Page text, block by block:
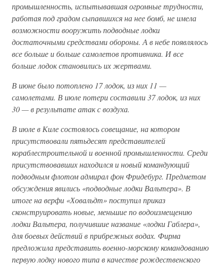
промышленность, испытывавшая огромные трудности,
работая под градом сыпавшихся на нее бомб, не имела
возможности вооружить подводные лодки
достаточными средствами обороны. А в небе появлялось
все больше и больше самолетов противника. И все
больше лодок становились их жертвами.
В июне было потоплено 17 лодок, из них 11 —
самолетами. В июле потери составили 37 лодок, из них
30 — в результате атак с воздуха.
В июле в Киле состоялось совещание, на котором
присутствовали пятьдесят представителей
кораблестроительной и военной промышленности. Среди
присутствовавших находился и новый командующий
подводным флотом адмирал фон Фридебург. Предметом
обсуждения явились «подводные лодки Вальтера». В
итоге на верфи «Ховальдт» поступил приказ
сконструировать новые, меньшие по водоизмещению
лодки Вальтера, получившие название «лодки Габлера»,
для боевых действий в прибрежных водах. Фирма
предложила представить военно-морскому командованию
первую лодку нового типа в качестве рождественского